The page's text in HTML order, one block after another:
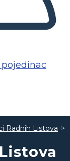
Radnih Listova